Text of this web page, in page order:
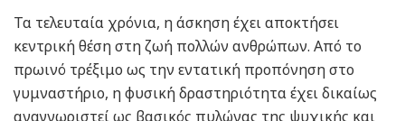
Τα τελευταία χρόνια, η άσκηση έχει αποκτήσει
κεντρική θέση στη ζωή πολλών ανθρώπων. Από το
πρωινό τρέξιμο ως την εντατική προπόνηση στο
γυμναστήριο, η φυσική δραστηριότητα έχει δικαίως
αναγνωριστεί ως βασικός πυλώνας της ψυχικής και